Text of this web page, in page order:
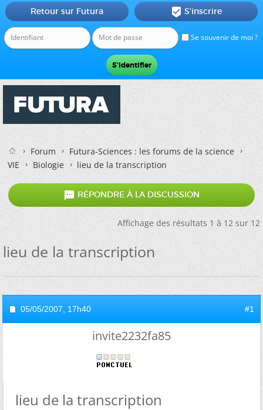
Se souvenir de moi ?
Retour sur Futura  S'inscrire
Forum
Futura-Sciences : les forums de la science
VIE
Biologie lieu de la transcription
 RÉPONDRE À LA DISCUSSION
Affichage des résultats 1 à 12 sur 12
lieu de la transcription
05/05/2007, 17h40 #1
invite2232fa85
lieu de la transcription